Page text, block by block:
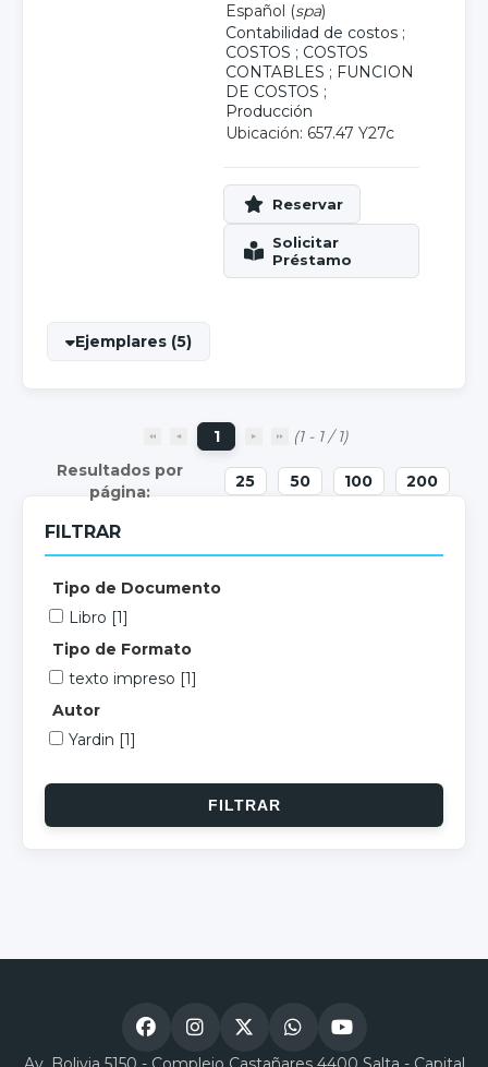
Español (spa)
Contabilidad de costos ;
COSTOS ; COSTOS
CONTABLES ; FUNCION
DE COSTOS ;
Producción
Ubicación: 657.47 Y27c
Ejemplares (5)
1 (1 - 1 / 1)
25 50 100 200
FILTRAR
Tipo de Documento
Libro [1]
Tipo de Formato
texto impreso [1]
Autor
Yardin [1]